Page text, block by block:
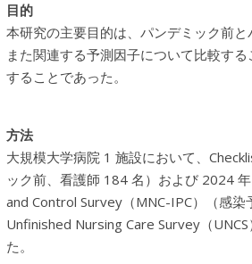
目的
本研究の主要目的は、パンデミック前
また関連する予測因子について比較す
することであった。
方法
大規模大学病院 1 施設において、
ック前、看護師 184 名）および 2024
and Control Survey（MNC-IPC）（感染
Unfinished Nursing Care Survey（
た。